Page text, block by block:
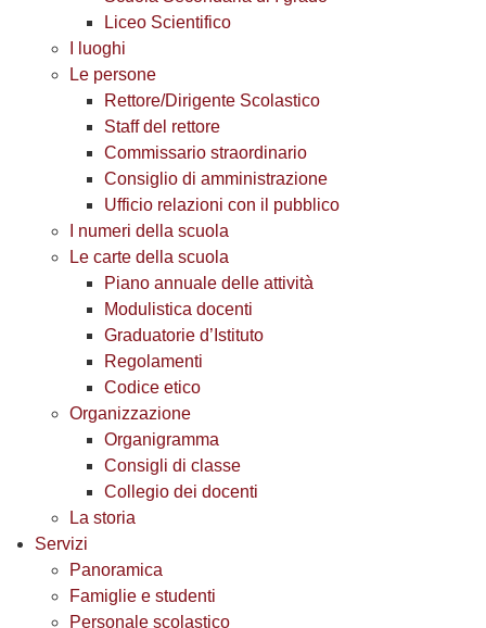
Liceo Scientifico
I luoghi
Le persone
Rettore/Dirigente Scolastico
Staff del rettore
Commissario straordinario
Consiglio di amministrazione
Ufficio relazioni con il pubblico
I numeri della scuola
Le carte della scuola
Piano annuale delle attività
Modulistica docenti
Graduatorie d’Istituto
Regolamenti
Codice etico
Organizzazione
Organigramma
Consigli di classe
Collegio dei docenti
La storia
Servizi
Panoramica
Famiglie e studenti
Personale scolastico